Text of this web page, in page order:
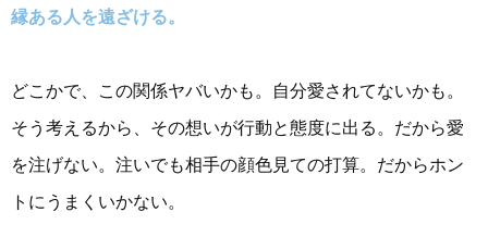
縁ある人を遠ざける。
どこかで、この関係ヤバいかも。自分愛されてないかも。
そう考えるから、その想いが行動と態度に出る。だから愛
を注げない。注いでも相手の顔色見ての打算。だからホン
トにうまくいかない。